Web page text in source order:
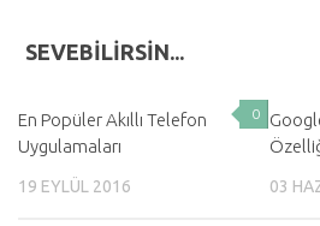
SEVEBILIRSIN...
0
En Popüler Akıllı Telefon
Uygulamaları
19 EYLÜL 2016 03